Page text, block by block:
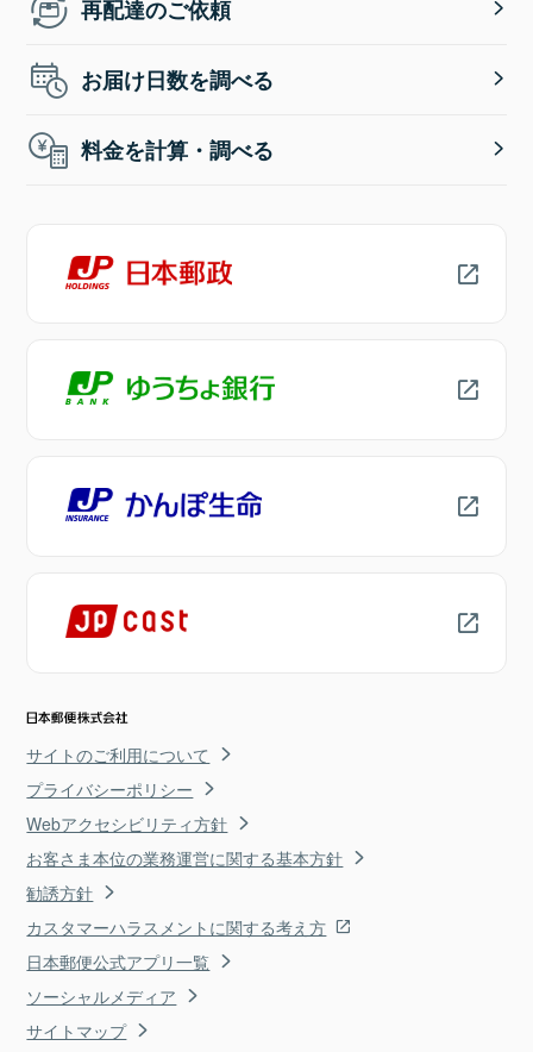
再配達のご依頼
お届け日数を調べる
料金を計算・調べる
サイトのご利用について
プライバシーポリシー
Webアクセシビリティ方針
お客さま本位の業務運営に関する基本方針
勧誘方針
カスタマーハラスメントに関する考え方
日本郵便公式アプリ一覧
ソーシャルメディア
サイトマップ